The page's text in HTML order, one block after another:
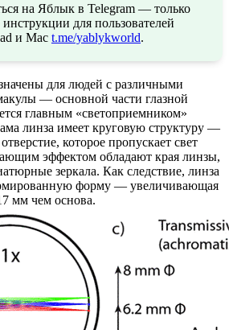
на Яблык в Telegram — только
для пользователей
и Mac t.me/yablykworld.
для людей с различными
— основной части глазной
главным «светоприемником»
линза имеет круговую структуру —
которое пропускает свет
эффектом обладают края линзы,
зеркала. Как следствие, линза
форму — увеличивающая
мм чем основа.